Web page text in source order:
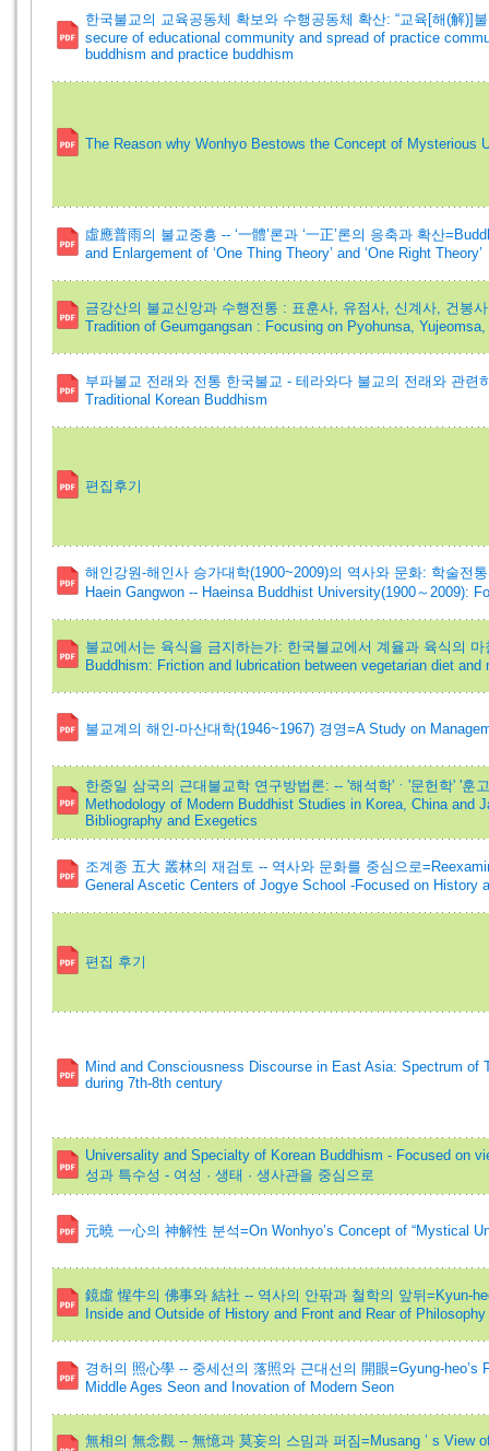
한국불교의 교육공동체 확보와 수행공동체 확산: “교육[해(解)]
secure of educational community and spread of practice
buddhism and practice buddhism
The Reason why Wonhyo Bestows the Concept of Mysterious
虛應普雨의 불교중흥 -- ‘一體’론과 ‘一正’론의 응축과 확산
and Enlargement of ‘One Thing Theory’ and ‘One Right Theory’
금강산의 불교신앙과 수행전통 : 표훈사, 유점사, 신계사, 건봉
Tradition of Geumgangsan : Focusing on Pyohunsa,
부파불교 전래와 전통 한국불교 - 테라와다 불교의 전래와 관
Traditional Korean Buddhism
편집후기
해인강원-해인사 승가대학(1900~2009)의 역사와 문화: 학술전
Haein Gangwon -- Haeinsa Buddhist University(1900～2009):
불교에서는 육식을 금지하는가: 한국불교에서 계율과 육식의
Buddhism: Friction and lubrication between vegetarian diet
불교계의 해인-마산대학(1946~1967) 경영=A Study on
한중일 삼국의 근대불교학 연구방법론: -- '해석학'ㆍ'문헌학' '훈
Methodology of Modern Buddhist Studies in Korea, China and
Bibliography and Exegetics
조계종 五大 叢林의 재검토 -- 역사와 문화를 중심으로
General Ascetic Centers of Jogye School -Focused on History
편집 후기
Mind and Consciousness Discourse in East Asia: Spectrum of
during 7th-8th century
Universality and Specialty of Korean Buddhism - Focused on
성과 특수성 - 여성 · 생태 · 생사관을 중심으로
元曉 一心의 神解性 분석=On Wonhyo’s Concept of “Mystical
鏡虛 惺牛의 佛事와 結社 -- 역사의 안팎과 철학의 앞뒤=Kyun-
Inside and Outside of History and Front and Rear of Philosophy
경허의 照心學 -- 중세선의 落照와 근대선의 開眼=Gyung-
Middle Ages Seon and Inovation of Modern Seon
無相의 無念觀 -- 無憶과 莫妄의 스밈과 퍼짐=Musang ’ s View